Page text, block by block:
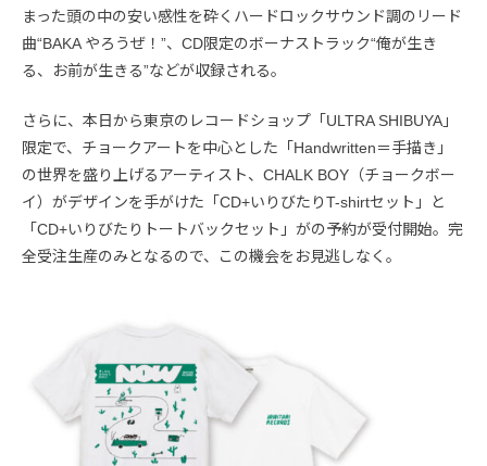
まった頭の中の安い感性を砕くハードロックサウンド調のリード
曲“BAKA やろうぜ！”、CD限定のボーナストラック“俺が生き
る、お前が生きる”などが収録される。
さらに、本日から東京のレコードショップ「ULTRA SHIBUYA」
限定で、チョークアートを中心とした「Handwritten＝手描き」
の世界を盛り上げるアーティスト、CHALK BOY（チョークボー
イ）がデザインを手がけた「CD+いりびたりT-shirtセット」と
「CD+いりびたりトートバックセット」がの予約が受付開始。完
全受注生産のみとなるので、この機会をお見逃しなく。